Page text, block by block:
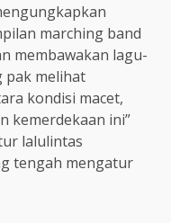
marching band
membawakan lagu-
pak melihat
kondisi macet,
kemerdekaan ini”
lalulintas
tengah mengatur